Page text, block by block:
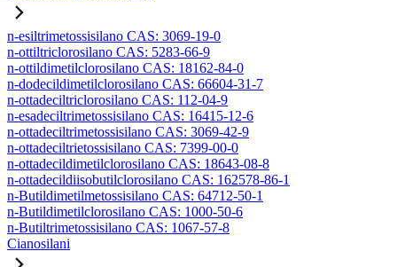
n-esiltrimetossisilano CAS: 3069-19-0
n-ottiltriclorosilano CAS: 5283-66-9
n-ottildimetilclorosilano CAS: 18162-84-0
n-dodecildimetilclorosilano CAS: 66604-31-7
n-ottadeciltriclorosilano CAS: 112-04-9
n-esadeciltrimetossisilano CAS: 16415-12-6
n-ottadeciltrimetossisilano CAS: 3069-42-9
n-ottadeciltrietossisilano CAS: 7399-00-0
n-ottadecildimetilclorosilano CAS: 18643-08-8
n-ottadecildiisobutilclorosilano CAS: 162578-86-1
n-Butildimetilmetossisilano CAS: 64712-50-1
n-Butildimetilclorosilano CAS: 1000-50-6
n-Butiltrimetossisilano CAS: 1067-57-8
Cianosilani